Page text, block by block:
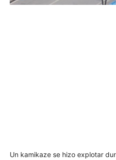
Un kamikaze se hizo explotar